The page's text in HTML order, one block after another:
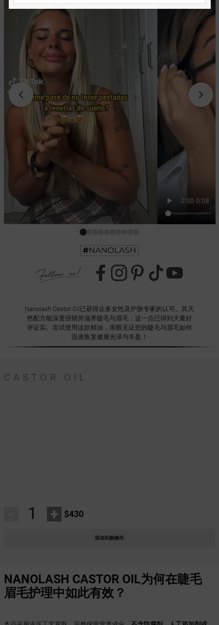
Nanolash Castor Oil已获得众多女性及护肤专家的认可。其天
然配方能深度强韧并滋养睫毛与眉毛，这一点已得到大量好
评证实。尝试使用这款精油，亲眼见证您的睫毛与眉毛如何
迅速恢复健康光泽与丰盈！
CASTOR OIL
+ $430
添加到购物车
NANOLASH CASTOR OIL为何在睫毛
眉毛护理中如此有效？